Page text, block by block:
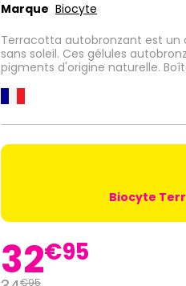
Marque Biocyte
Terracotta autobronzant est un
sans soleil. Ces gélules
pigments d'origine naturelle.
Biocyte
32€95
€95